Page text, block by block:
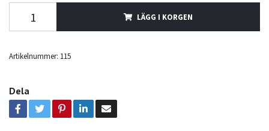
LÄGG I KORGEN
Artikelnummer: 115
Dela